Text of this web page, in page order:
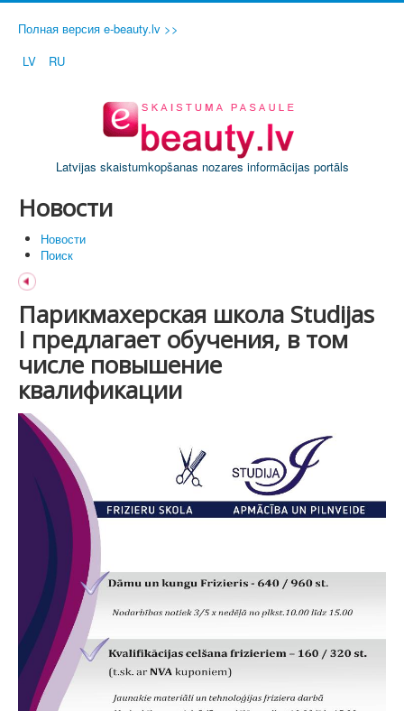
Полная версия e-beauty.lv >>
LV
RU
Latvijas skaistumkopšanas nozares informācijas portāls
Новости
Новости
Поиск
Парикмахерская школа Studijas
I предлагает обучения, в том
числе повышение
квалификации